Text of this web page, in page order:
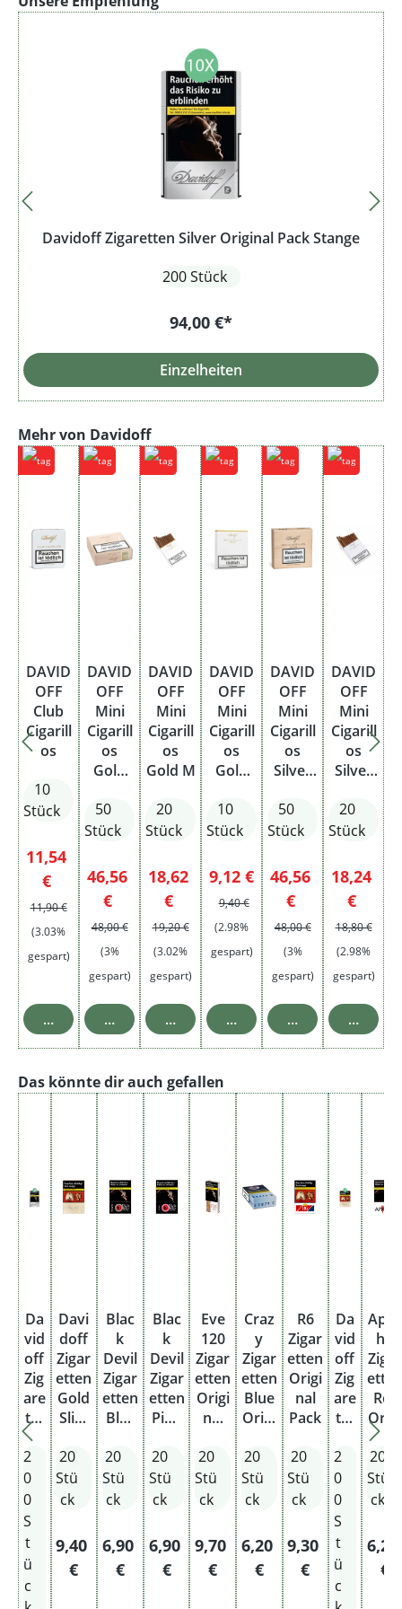
Davidoff Zigaretten Silver Original Pack Stange
200 Stück
94,00 €*
Einzelheiten
Produktgalerie überspringen
Mehr von Davidoff
DAVID
OFF
Club
Cigarill
os
10
Stück
Verkaufspreis:
11,54
€
Regulärer Preis:
11,90 €
(3.03%
gespart)
In den Warenkorb
DAVID
OFF
Mini
Cigarill
os
Gold
50
Stück
Verkaufspreis:
46,56
€
Regulärer Preis:
48,00 €
(3%
gespart)
In den Warenkorb
DAVID
OFF
Mini
Cigarill
os
Gold M
20
Stück
Verkaufspreis:
18,62
€
Regulärer Preis:
19,20 €
(3.02%
gespart)
In den Warenkorb
DAVID
OFF
Mini
Cigarill
os
Gold
10
Stück
Verkaufspreis:
9,12 €
Regulärer Preis:
9,40 €
(2.98%
gespart)
In den Warenkorb
DAVID
OFF
Mini
Cigarill
os
Silver
50
Stück
Verkaufspreis:
46,56
€
Regulärer Preis:
48,00 €
(3%
gespart)
In den
DAVID
OFF
Mini
Cigarill
os
Silver
20
Stück
18,24
€
18,80 €
(2.98%
gespart)
In den
Produktgalerie überspringen
Das könnte dir auch gefallen
Da
vid
off
Zig
are
tte
n
Sil
ver
Ori
gin
al
Pa
ck
Sta
2
0
0
S
t
ü
c
Davi
doff
Zigar
etten
Gold
Slim
nal
Pack
20
Stü
ck
Regulärer Preis:
9,40
€
Blac
k
Devil
Zigar
etten
Blac
Origi
nal
Pack
20
Stü
ck
Regulärer Preis:
6,90
€
Blac
k
Devil
Zigar
etten
Pink
nal
Pack
20
Stü
ck
Regulärer Preis:
6,90
€
Eve
120
Zigar
etten
Origi
nal
20
Stü
ck
Regulärer Preis:
9,70
€
Craz
y
Zigar
etten
Blue
Origi
Pack
20
Stü
ck
Regulärer Preis:
6,20
€
R6
Zigar
etten
Origi
nal
Pack
20
Stü
ck
Regulärer
9,30
€
Da
vid
off
Zig
are
tte
Go
ld
Sli
m
Ori
gin
al
Pa
2
0
0
S
t
ü
c
Apac
he
Zigar
etten
Rot
Origi
nal
Pack
20
Stü
ck
6,25
€